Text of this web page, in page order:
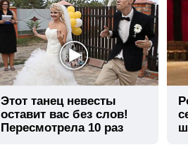
Этот танец невесты
оставит вас без слов!
Пересмотрела 10 раз